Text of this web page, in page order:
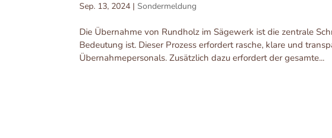
Sep. 13, 2024 |Sondermeldung
Die Übernahme von Rundholz im Sägewerk ist die zentrale
Bedeutung ist. Dieser Prozess erfordert rasche, klare und
Übernahmepersonals. Zusätzlich dazu erfordert der gesamte...